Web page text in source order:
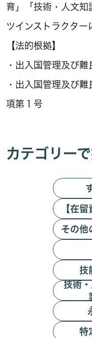
育」「技術・人文知
ツインストラクター
【法的根拠】
・出入国管理及び
・出入国管理及び
項第１号
カテゴリー
【在
その
技
技術
特